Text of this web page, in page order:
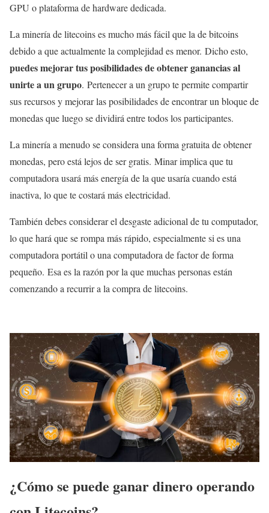
GPU o plataforma de hardware dedicada.
La minería de litecoins es mucho más fácil que la de bitcoins
debido a que actualmente la complejidad es menor. Dicho esto,
puedes mejorar tus posibilidades de obtener ganancias al
unirte a un grupo. Pertenecer a un grupo te permite compartir
sus recursos y mejorar las posibilidades de encontrar un bloque de
monedas que luego se dividirá entre todos los participantes.
La minería a menudo se considera una forma gratuita de obtener
monedas, pero está lejos de ser gratis. Minar implica que tu
computadora usará más energía de la que usaría cuando está
inactiva, lo que te costará más electricidad.
También debes considerar el desgaste adicional de tu computador,
lo que hará que se rompa más rápido, especialmente si es una
computadora portátil o una computadora de factor de forma
pequeño. Esa es la razón por la que muchas personas están
comenzando a recurrir a la compra de litecoins.
¿Cómo se puede ganar dinero operando